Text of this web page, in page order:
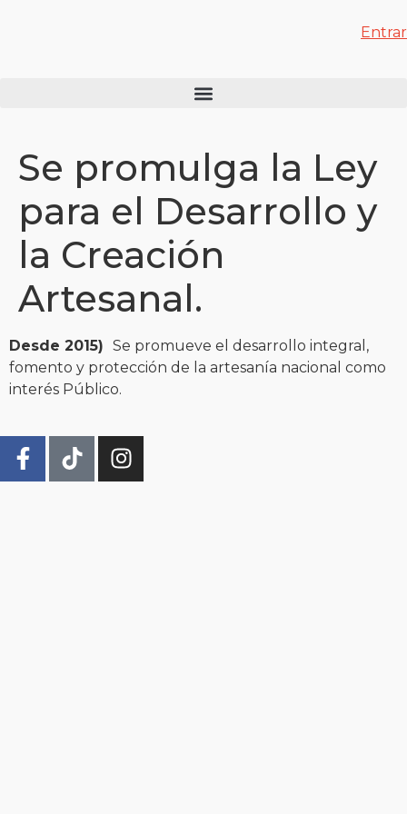
Entrar
Se promulga la Ley
para el Desarrollo y
la Creación
Artesanal.
Desde 2015) Se promueve el desarrollo integral,
fomento y protección de la artesanía nacional como
interés Público.